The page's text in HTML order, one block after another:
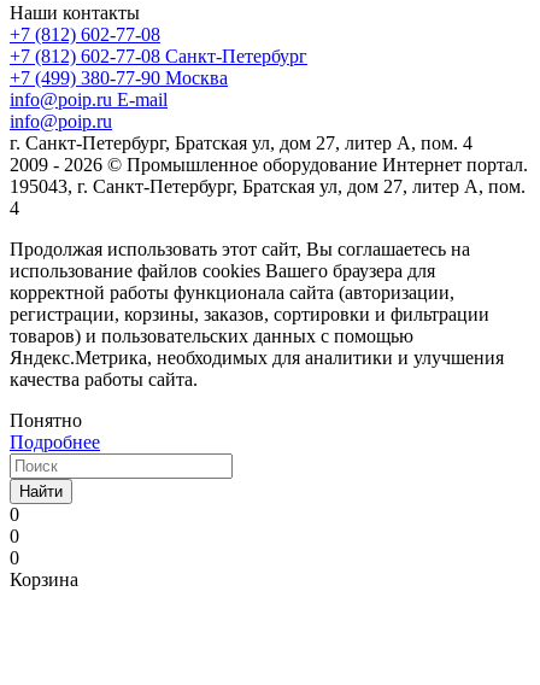
Наши контакты
+7 (812) 602-77-08
+7 (812) 602-77-08 Санкт-Петербург
+7 (499) 380-77-90 Москва
info@poip.ru E-mail
info@poip.ru
г. Санкт-Петербург, Братская ул, дом 27, литер А, пом. 4
2009 - 2026 © Промышленное оборудование Интернет портал.
195043, г. Санкт-Петербург, Братская ул, дом 27, литер А, пом.
4
Продолжая использовать этот сайт, Вы соглашаетесь на
использование файлов cookies Вашего браузера для
корректной работы функционала сайта (авторизации,
регистрации, корзины, заказов, сортировки и фильтрации
товаров) и пользовательских данных с помощью
Яндекс.Метрика, необходимых для аналитики и улучшения
качества работы сайта.
Понятно
Подробнее
Найти
0
0
0
Корзина